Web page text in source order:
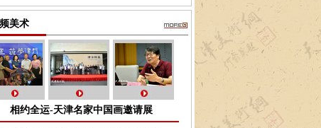
美术
相约全运-天津名家中国画邀请展